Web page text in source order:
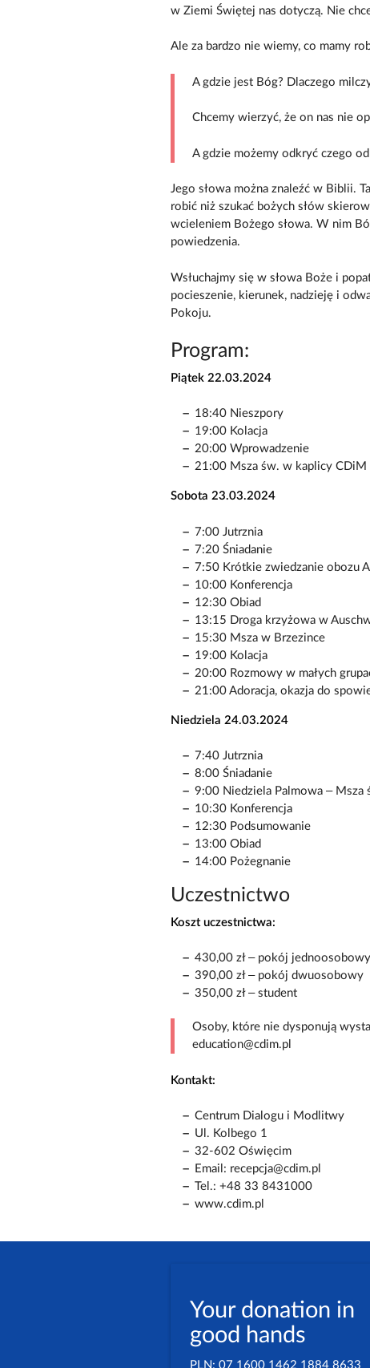
w Ziemi Świętej nas dotyczą. Nie
Ale za bardzo nie wiemy, co mamy
A gdzie jest Bóg? Dlaczego
Chcemy wierzyć, że on nas nie
A gdzie możemy odkryć czego
Jego słowa można znaleźć w Biblii.
robić niż szukać bożych słów
wcieleniem Bożego słowa. W nim
powiedzenia.
Wsłuchajmy się w słowa Boże i
pocieszenie, kierunek, nadzieję i
Pokoju.
Program:
Piątek 22.03.2024
18:40 Nieszpory
19:00 Kolacja
20:00 Wprowadzenie
21:00 Msza św. w kaplicy CDiM
Sobota 23.03.2024
7:00 Jutrznia
7:20 Śniadanie
7:50 Krótkie zwiedzanie obozu
10:00 Konferencja
12:30 Obiad
13:15 Droga krzyżowa w
15:30 Msza w Brzezince
19:00 Kolacja
20:00 Rozmowy w małych
21:00 Adoracja, okazja do
Niedziela 24.03.2024
7:40 Jutrznia
8:00 Śniadanie
9:00 Niedziela Palmowa –
10:30 Konferencja
12:30 Podsumowanie
13:00 Obiad
14:00 Pożegnanie
Uczestnictwo
Koszt uczestnictwa:
430,00 zł – pokój jednoosobowy
390,00 zł – pokój dwuosobowy
350,00 zł – student
Osoby, które nie dysponują
education@cdim.pl
Kontakt:
Centrum Dialogu i Modlitwy
Ul. Kolbego 1
32-602 Oświęcim
Email: recepcja@cdim.pl
Tel.: +48 33 8431000
www.cdim.pl
Your donation in
good hands
PLN: 07 1600 1462 1884 8633